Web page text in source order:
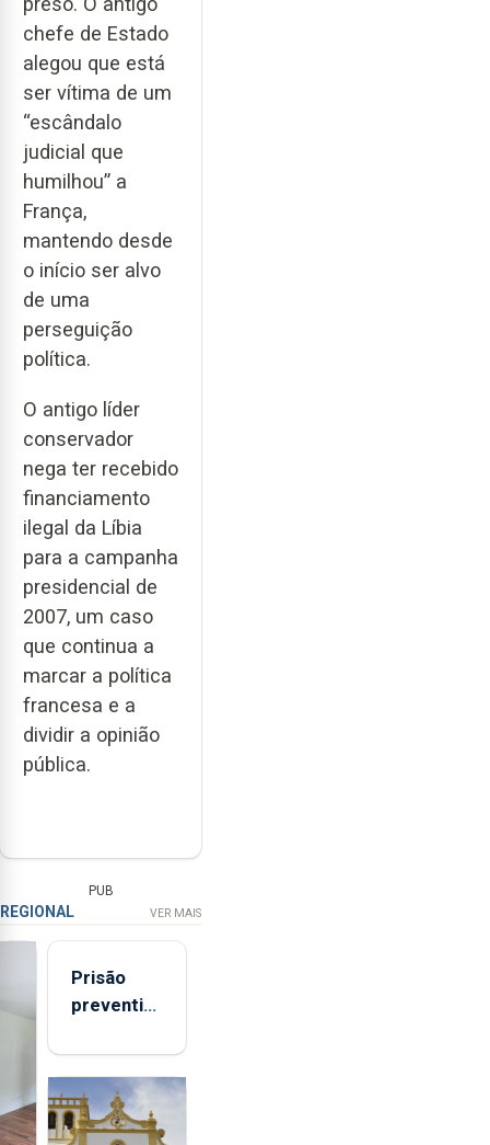
chefe de Estado
alegou que está
ser vítima de um
“escândalo
judicial que
humilhou” a
França,
mantendo desde
o início ser alvo
de uma
perseguição
política.
O antigo líder
conservador
nega ter recebido
financiamento
ilegal da Líbia
para a campanha
presidencial de
2007, um caso
que continua a
marcar a política
francesa e a
dividir a opinião
pública.
PUB
REGIONAL VER MAIS
Prisão
preventiva
suspeito
de coação
e